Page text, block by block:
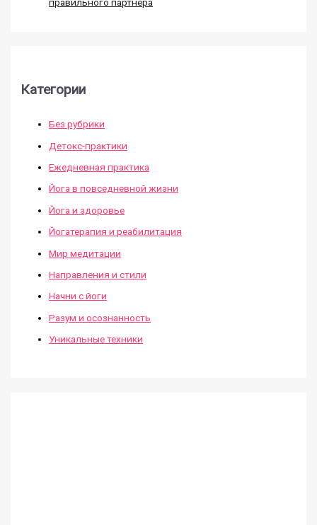
Категории
Без рубрики
Детокс-практики
Ежедневная практика
Йога в повседневной жизни
Йога и здоровье
Йогатерапия и реабилитация
Мир медитации
Направления и стили
Начни с йоги
Разум и осознанность
Уникальные техники